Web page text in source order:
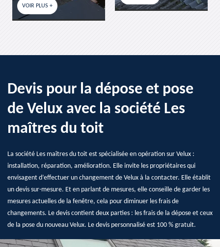
Devis pour la dépose et pose
de Velux avec la société Les
maîtres du toit
La société Les maîtres du toit est spécialisée en opération sur Velux :
installation, réparation, amélioration. Elle invite les propriétaires qui
envisagent d’effectuer un changement de Velux à la contacter. Elle établit
un devis sur-mesure. Et en parlant de mesures, elle conseille de garder les
mesures actuelles de la fenêtre, cela pour diminuer les frais de
changements. Le devis contient deux parties : les frais de la dépose et ceux
de la pose du nouveau Velux. Le devis personnalisé est 100 % gratuit.